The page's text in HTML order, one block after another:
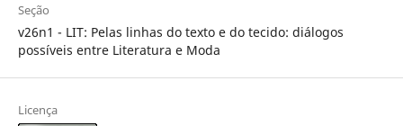
Seção
v26n1 - LIT: Pelas linhas do texto e do tecido: diálogos
possíveis entre Literatura e Moda
Licença